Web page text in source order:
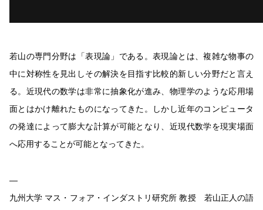
若山の専門分野は「表現論」である。表現論とは、複雑な物事の
中に対称性を見出しその解決を目指す比較的新しい分野だと言え
る。近現代の数学は非常に抽象化が進み、物理学のような応用場
面とはかけ離れたものになってきた。しかし近年のコンピュータ
の発達によって膨大な計算が可能となり、近現代数学を現実場面
へ応用することが可能となってきた。
—
九州大学 マス・フォア・インダストリ研究所 教授 若山正人の語